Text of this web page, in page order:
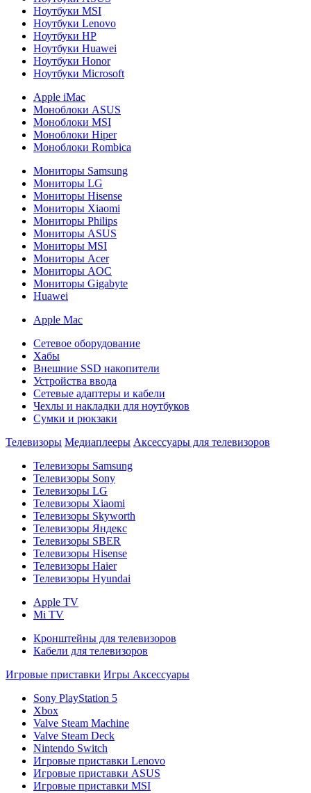
Ноутбуки MSI
Ноутбуки Lenovo
Ноутбуки HP
Ноутбуки Huawei
Ноутбуки Honor
Ноутбуки Microsoft
Apple iMac
Моноблоки ASUS
Моноблоки MSI
Моноблоки Hiper
Моноблоки Rombica
Мониторы Samsung
Мониторы LG
Мониторы Hisense
Мониторы Xiaomi
Мониторы Philips
Мониторы ASUS
Мониторы MSI
Мониторы Acer
Мониторы AOC
Мониторы Gigabyte
Huawei
Apple Mac
Сетевое оборудование
Хабы
Внешние SSD накопители
Устройства ввода
Сетевые адаптеры и кабели
Чехлы и накладки для ноутбуков
Сумки и рюкзаки
Телевизоры Медиаплееры Аксессуары для телевизоров
Телевизоры Samsung
Телевизоры Sony
Телевизоры LG
Телевизоры Xiaomi
Телевизоры Skyworth
Телевизоры Яндекс
Телевизоры SBER
Телевизоры Hisense
Телевизоры Haier
Телевизоры Hyundai
Apple TV
Mi TV
Кронштейны для телевизоров
Кабели для телевизоров
Игровые приставки Игры Аксессуары
Sony PlayStation 5
Xbox
Valve Steam Machine
Valve Steam Deck
Nintendo Switch
Игровые приставки Lenovo
Игровые приставки ASUS
Игровые приставки MSI